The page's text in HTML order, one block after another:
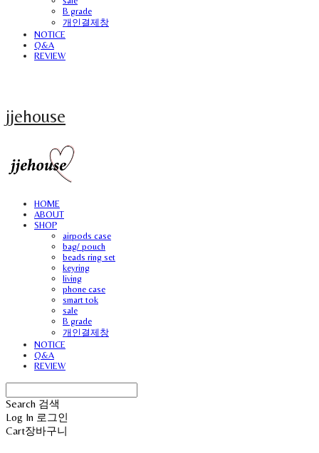
B grade
개인결제창
NOTICE
Q&A
REVIEW
jjehouse
HOME
ABOUT
SHOP
airpods case
bag/ pouch
beads ring set
keyring
living
phone case
smart tok
sale
B grade
개인결제창
NOTICE
Q&A
REVIEW
Search 검색
Log In 로그인
Cart장바구니